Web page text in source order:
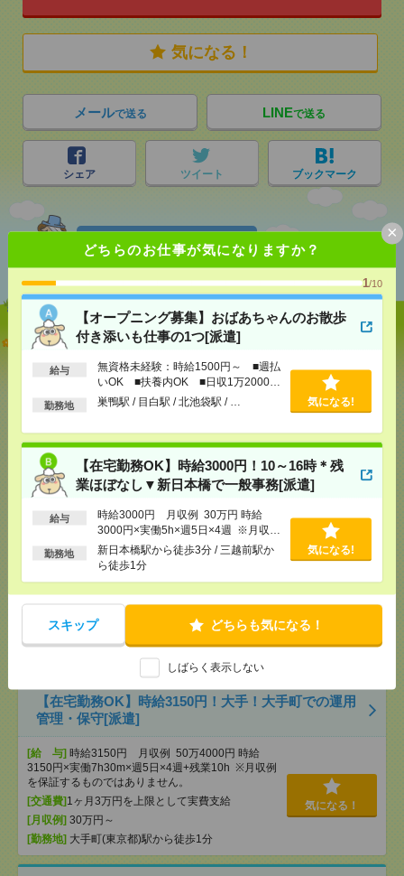
どちらのお仕事が気になりますか？
1/10
【オープニング募集】おばあちゃんのお散歩
付き添いも仕事の1つ[派遣]
給与
無資格未経験：時給1500円～ ■週払
いOK ■扶養内OK ■日収1万2000円
以上
勤務地 巣鴨駅 / 目白駅 / 北池袋駅 / … 気になる!
【在宅勤務OK】時給3000円！10～16時＊残
業ほぼなし▼新日本橋で一般事務[派遣]
給与
時給3000円 月収例 30万円 時給
3000円×実働5h×週5日×4週 ※月収例
を保証するものではありません。※給
与即受取りサービス利用可（利用条件
勤務地
新日本橋駅から徒歩3分 / 三越前駅か
ら徒歩1分
気になる!
スキップ どちらも気になる！
しばらく表示しない
×
気になる！
メールで送る LINEで送る
シェア ツイート ブックマーク
あなたの閲覧履歴からの
おすすめ
【オープニング募集】おばあちゃんのお散歩付き添
無資格未経験：時給1500円～ ■週払い
OK ■扶養内OK ■日収1万2000円以上
[勤務地]巣鴨駅/目白駅/北池袋駅/…
【在宅勤務OK】時給3000円！10～16時＊残業ほぼな
し▼新日本橋で一般事務[派遣]
実働5h×週5日×4週 ※月収例を保証するものではあ
りません。※給与即受取りサービス利用可（利用条
件有）
1ヶ月3万円を上限として実費支給
[月収例]30万円～
[勤務地]新日本橋駅から徒歩3分
気になる！
【在宅勤務OK】時給3150円！大手！大手町での運用
管理・保守[派遣]
[給 与] 時給3150円 月収例 50万4000円 時給
3150円×実働7h30m×週5日×4週+残業10h ※月収例
を保証するものではありません。
[交通費] 1ヶ月3万円を上限として実費支給
[月収例] 30万円～
[勤務地] 大手町(東京都)駅から徒歩1分
気になる！